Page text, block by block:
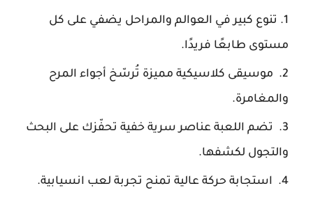
تنوع كبير في العوالم والمراحل يضفي على كل
مستوى طابعًا فريدًا.
موسيقى كلاسيكية مميزة تُرسّخ أجواء المرح
والمغامرة.
تضم اللعبة عناصر سرية خفية تحفّزك على البحث
والتجول لكشفها.
استجابة حركة عالية تمنح تجربة لعب انسيابية.